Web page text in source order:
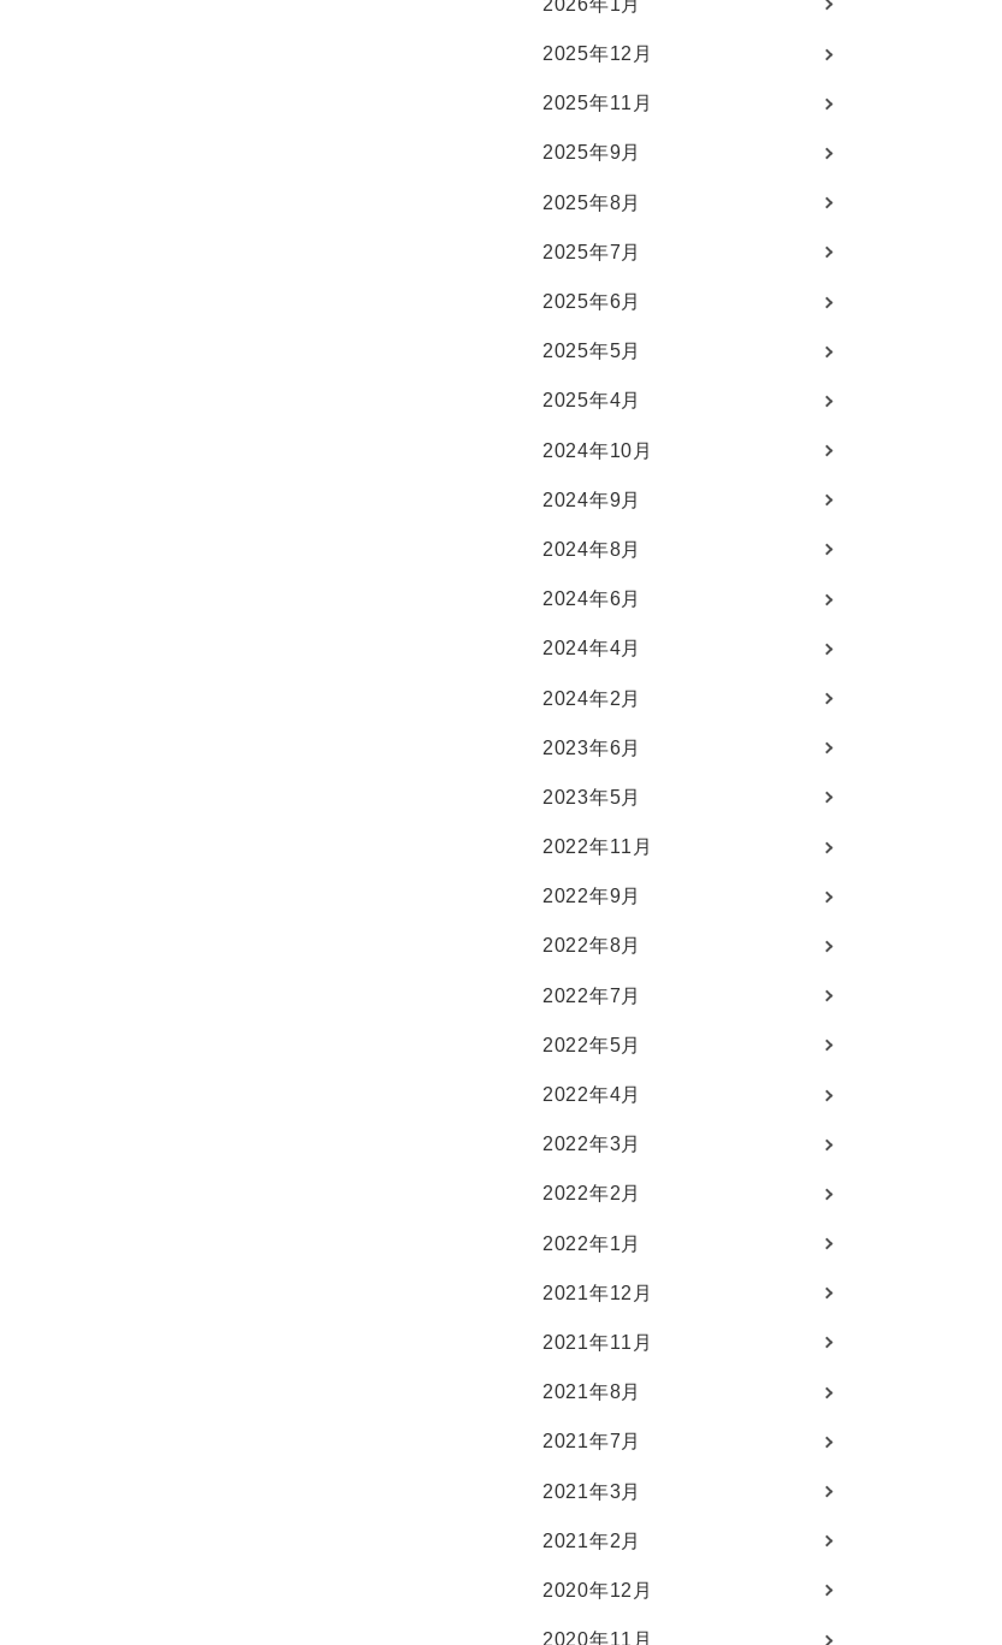
2025年12月
2025年11月
2025年9月
2025年8月
2025年7月
2025年6月
2025年5月
2025年4月
2024年10月
2024年9月
2024年8月
2024年6月
2024年4月
2024年2月
2023年6月
2023年5月
2022年11月
2022年9月
2022年8月
2022年7月
2022年5月
2022年4月
2022年3月
2022年2月
2022年1月
2021年12月
2021年11月
2021年8月
2021年7月
2021年3月
2021年2月
2020年12月
2020年11月